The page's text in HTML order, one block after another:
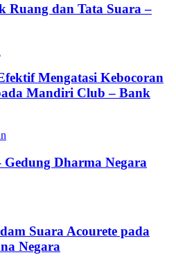
Ruang dan Tata Suara –
Mengatasi Kebocoran
Mandiri Club – Bank
Gedung Dharma Negara
Suara Acourete pada
Negara